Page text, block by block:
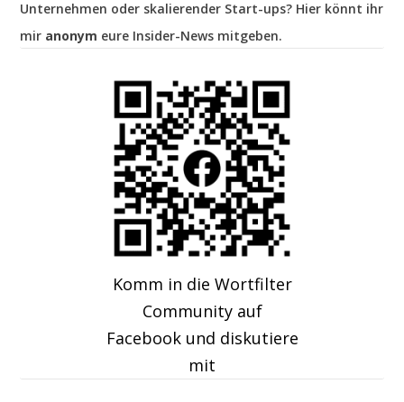
Unternehmen oder skalierender Start-ups? Hier könnt ihr
mir anonym eure Insider-News mitgeben.
Komm in die Wortfilter
Community auf
Facebook und diskutiere
mit